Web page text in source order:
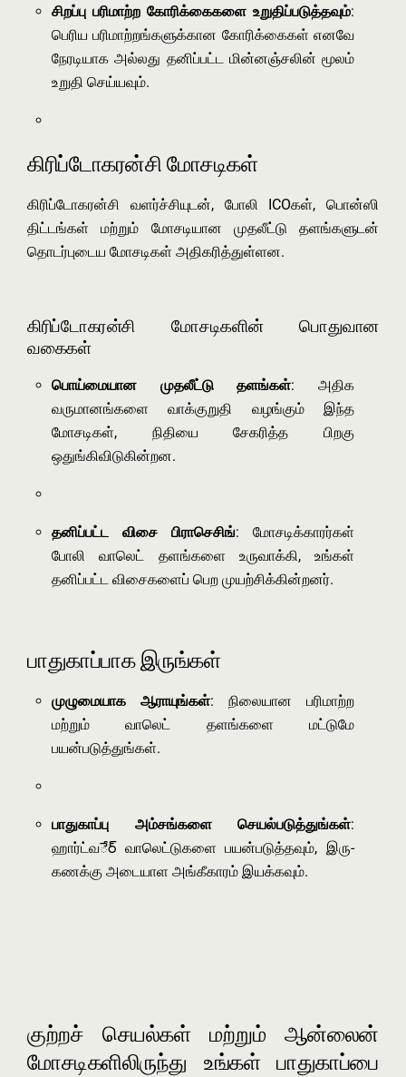
சிறப்பு பரிமாற்ற கோரிக்கைகளை உறுதிப்படுத்தவும்:
பெரிய பரிமாற்றங்களுக்கான கோரிக்கைகள் எனவே
நேரடியாக அல்லது தனிப்பட்ட மின்னஞ்சலின் மூலம்
உறுதி செய்யவும்.
கிரிப்டோகரன்சி மோசடிகள்
கிரிப்டோகரன்சி வளர்ச்சியுடன், போலி ICOகள், பொன்ஸி
திட்டங்கள் மற்றும் மோசடியான முதலீட்டு தளங்களுடன்
தொடர்புடைய மோசடிகள் அதிகரித்துள்ளன.
கிரிப்டோகரன்சி மோசடிகளின் பொதுவான
வகைகள்
பொய்மையான முதலீட்டு தளங்கள்: அதிக
வருமானங்களை வாக்குறுதி வழங்கும் இந்த
மோசடிகள், நிதியை சேகரித்த பிறகு
ஒதுங்கிவிடுகின்றன.
தனிப்பட்ட விசை பிராசெசிங்: மோசடிக்காரர்கள்
போலி வாலெட் தளங்களை உருவாக்கி, உங்கள்
தனிப்பட்ட விசைகளைப் பெற முயற்சிக்கின்றனர்.
பாதுகாப்பாக இருங்கள்
முழுமையாக ஆராயுங்கள்: நிலையான பரிமாற்ற
மற்றும் வாலெட் தளங்களை மட்டுமே
பயன்படுத்துங்கள்.
பாதுகாப்பு அம்சங்களை செயல்படுத்துங்கள்:
ஹார்ட்வేర్ வாலெட்டுகளை பயன்படுத்தவும், இரு-
கணக்கு அடையாள அங்கீகாரம் இயக்கவும்.
குற்றச் செயல்கள் மற்றும் ஆன்லைன்
மோசடிகளிலிருந்து உங்கள் பாதுகாப்பை